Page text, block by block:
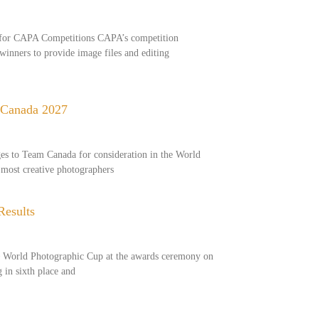
CAPA Competitions CAPA’s competition
to provide image files and editing
2027
to Team Canada for consideration in the World
creative photographers
Photographic Cup at the awards ceremony on
sixth place and